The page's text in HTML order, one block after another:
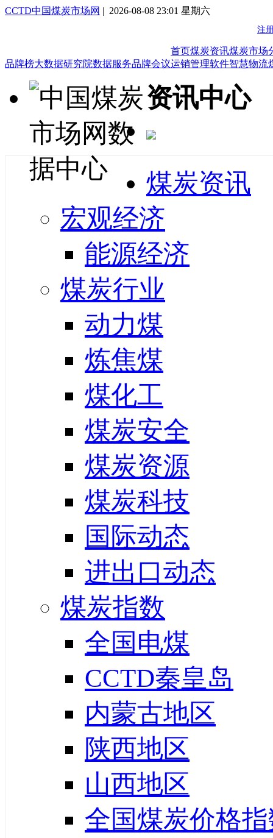
CCTD中国煤炭市场网 | 2026-08-08 23:01 星期六
首页煤炭资讯煤炭市场
品牌榜大数据研究院数据服务品牌会议运销管理软件智慧物流
资讯中心
煤炭资讯
宏观经济
能源经济
煤炭行业
动力煤
炼焦煤
煤化工
煤炭安全
煤炭资源
煤炭科技
国际动态
进出口动态
煤炭指数
全国电煤
CCTD秦皇岛
内蒙古地区
陕西地区
山西地区
全国煤炭价格